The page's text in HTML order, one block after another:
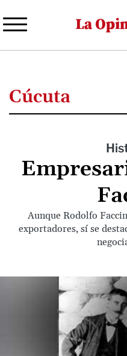
Cúcuta
Aunque Rodolfo
exportadores, sí se